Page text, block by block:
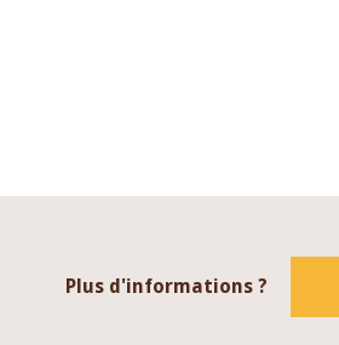
Plus d'informations ?